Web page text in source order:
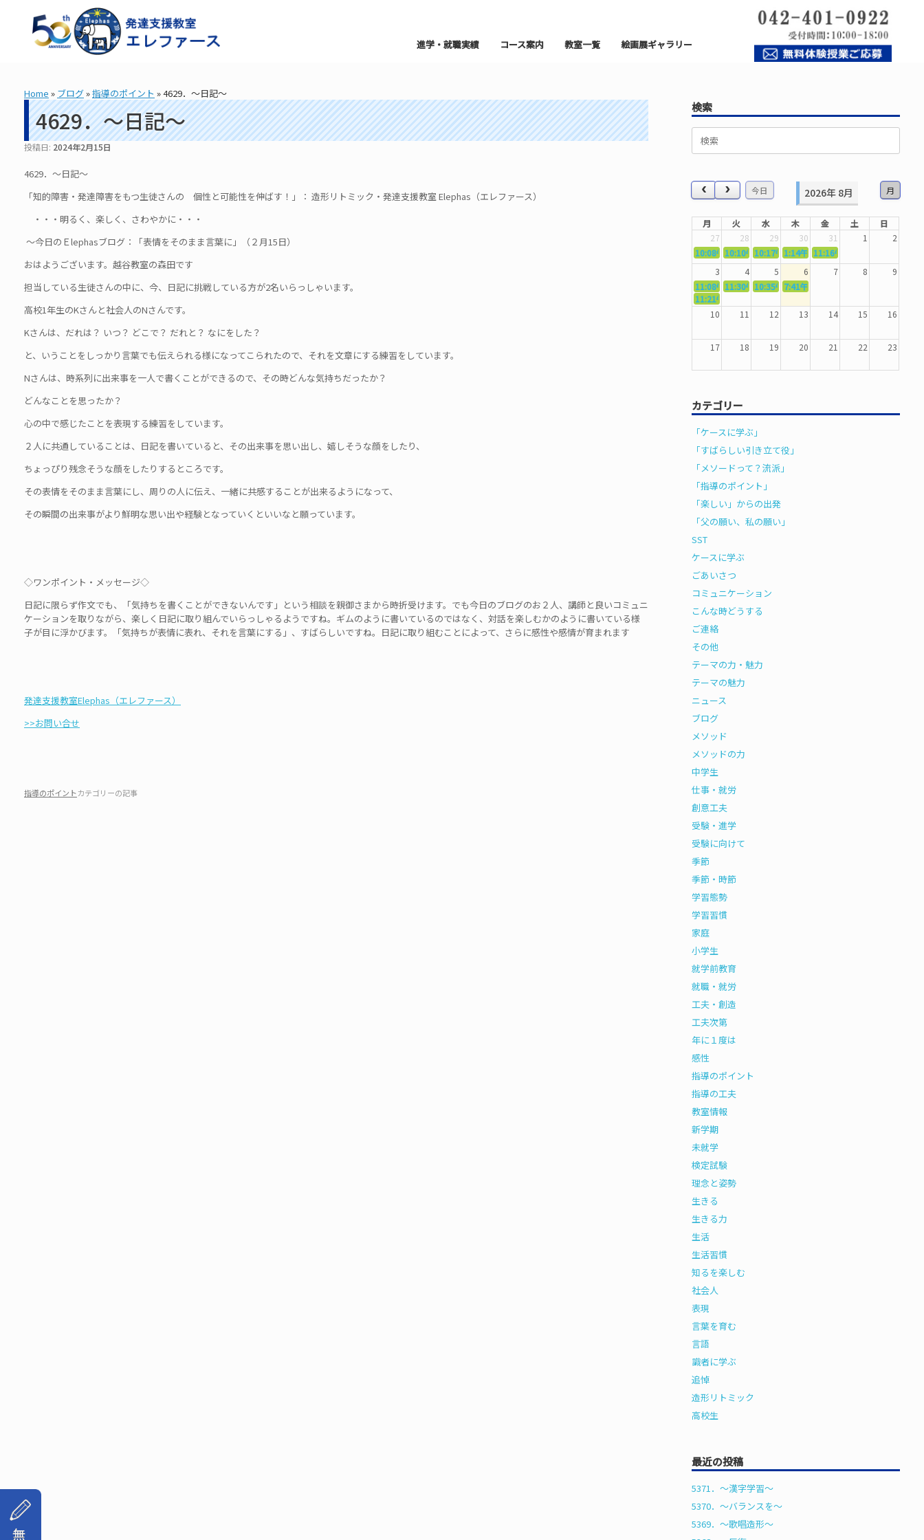
進学・就職実績 コース案内 教室一覧 絵画展ギャラリー
Home » ブログ»指導のポイント »4629．～日記～
4629．～日記～
投稿日: 2024年2月15日
4629．～日記～
「知的障害・発達障害をもつ生徒さんの 個性と可能性を伸ばす！」： 造形リトミック・発達支援教室 Elephas（エレファース）
・・・明るく、楽しく、さわやかに・・・
～今日のＥlephasブログ：「表情をそのまま言葉に」（２月15日）
おはようございます。越谷教室の森田です
担当している生徒さんの中に、今、日記に挑戦している方が2名いらっしゃいます。
高校1年生のKさんと社会人のNさんです。
Kさんは、だれは？ いつ？ どこで？ だれと？ なにをした？
と、いうことをしっかり言葉でも伝えられる様になってこられたので、それを文章にする練習をしています。
Nさんは、時系列に出来事を一人で書くことができるので、その時どんな気持ちだったか？
どんなことを思ったか？
心の中で感じたことを表現する練習をしています。
２人に共通していることは、日記を書いていると、その出来事を思い出し、嬉しそうな顔をしたり、
ちょっぴり残念そうな顔をしたりするところです。
その表情をそのまま言葉にし、周りの人に伝え、一緒に共感することが出来るようになって、
その瞬間の出来事がより鮮明な思い出や経験となっていくといいなと願っています。
◇ワンポイント・メッセージ◇
日記に限らず作文でも、「気持ちを書くことができないんです」という相談を親御さまから時折受けます。でも今日のブログのお２人、講師と良いコミュニ
ケーションを取りながら、楽しく日記に取り組んでいらっしゃるようですね。ギムのように書いているのではなく、対話を楽しむかのように書いている様
子が目に浮かびます。「気持ちが表情に表れ、それを言葉にする」、すばらしいですね。日記に取り組むことによって、さらに感性や感情が育まれます
発達支援教室Elephas（エレファース）
>>お問い合せ
指導のポイントカテゴリーの記事
検索
検
今日 月
2026年 8月
月 火 水 木 金 土
日
27
28 29 30 31 1
2
10:08午前5362．～国語力を〜
10:10午前5363．～自信を〜
10:17午前5364．～信じて待つ〜
1:14午後5365．～計画的に〜
11:16午前
3
4 5 6 7 8
9
11:08午前5367．～機能を育てる〜
11:30午前5369．～歌唱造形〜
10:35午前5370．～バランスを〜
7:41午前
11:21午前
10
11 12 13 14 15 16
17 18 19 20 21 22 23
31 1 2 3 4 5 6
カテゴリー
「ケースに学ぶ」
「すばらしい引き立て役」
「メソードって？流派」
「指導のポイント」
「楽しい」からの出発
「父の願い、私の願い」
SST
ケースに学ぶ
ごあいさつ
コミュニケーション
こんな時どうする
ご連絡
その他
テーマの力・魅力
テーマの魅力
ニュース
ブログ
メソッド
メソッドの力
中学生
仕事・就労
創意工夫
受験・進学
受験に向けて
季節
季節・時節
学習態勢
学習習慣
家庭
小学生
就学前教育
就職・就労
工夫・創造
工夫次第
年に１度は
感性
指導のポイント
指導の工夫
教室情報
新学期
未就学
検定試験
理念と姿勢
生きる
生きる力
生活
生活習慣
知るを楽しむ
社会人
表現
言葉を育む
言語
識者に学ぶ
追悼
造形リトミック
高校生
最近の投稿
5371．～漢字学習〜
5370．～バランスを〜
5369．～歌唱造形〜